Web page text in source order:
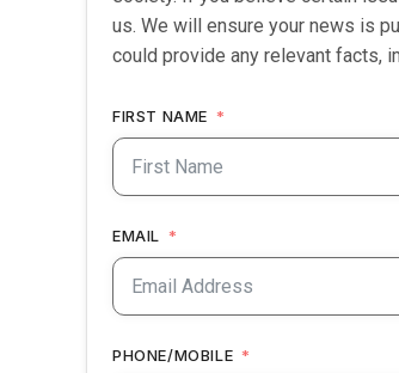
us. We will ensure your news is
could provide any relevant facts,
FIRST NAME
EMAIL
PHONE/MOBILE